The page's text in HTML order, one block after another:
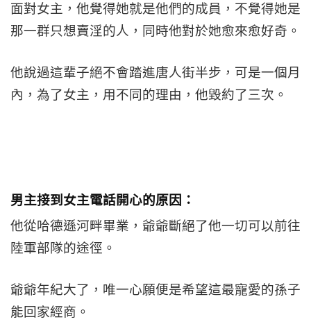
面對女主，他覺得她就是他們的成員，不覺得她是
那一群只想賣淫的人，同時他對於她愈來愈好奇。
他說過這輩子絕不會踏進唐人街半步，可是一個月
內，為了女主，用不同的理由，他毀約了三次。
男主接到女主電話開心的原因：
他從哈德遜河畔畢業，爺爺斷絕了他一切可以前往
陸軍部隊的途徑。
爺爺年紀大了，唯一心願便是希望這最寵愛的孫子
能回家經商。